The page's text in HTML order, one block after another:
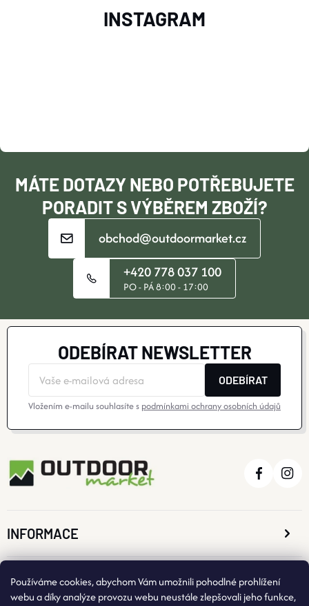
Používáme cookies, abychom Vám umožnili pohodlné prohlížení
webu a díky analýze provozu webu neustále zlepšovali jeho funkce,
S
U
T
MÁTE DOTAZY NEBO POTŘEBUJETE
PORADIT S VÝBĚREM ZBOŽÍ?
obchod@outdoormarket.cz
+420 778 037 100
PO - PÁ 8:00 - 17:00
INSTAGRAM
ODEBÍRAT NEWSLETTER
ODEBÍRAT
Vložením e-mailu souhlasíte s podmínkami ochrany osobních údajů
INFORMACE
O NÁKUPU